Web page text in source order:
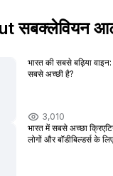
सबक्लेवियन
भारत की सबसे बढ़िया
सबसे अच्छी है?
3,010
भारत में सबसे अच्छा
लोगों और बॉडीबिल्डर्स के